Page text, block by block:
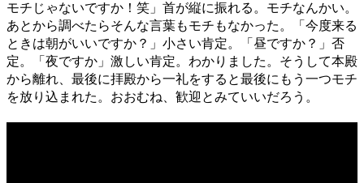
モチじゃないですか！笑」首が縦に振れる。モチなんかい。
あとから調べたらそんな言葉もモチもなかった。「今度来る
ときは朝がいいですか？」小さい肯定。「昼ですか？」否
定。「夜ですか」激しい肯定。わかりました。そうして本殿
から離れ、最後に拝殿から一礼をすると最後にもう一つモチ
を放り込まれた。おおむね、歓迎とみていいだろう。